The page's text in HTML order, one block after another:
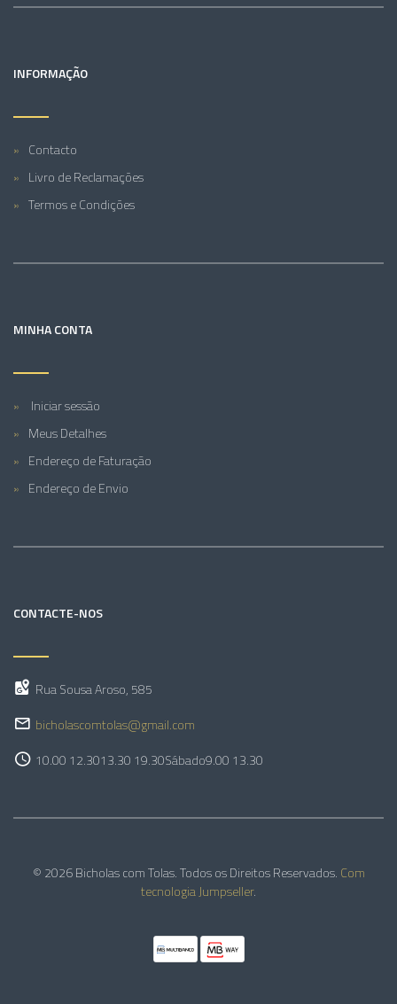
INFORMAÇÃO
Contacto
Livro de Reclamações
Termos e Condições
MINHA CONTA
Iniciar sessão
Meus Detalhes
Endereço de Faturação
Endereço de Envio
CONTACTE-NOS
Rua Sousa Aroso, 585
bicholascomtolas@gmail.com
10.00 12.3013.30 19.30Sábado9.00 13.30
© 2026 Bicholas com Tolas. Todos os Direitos Reservados. Com
tecnologia Jumpseller.